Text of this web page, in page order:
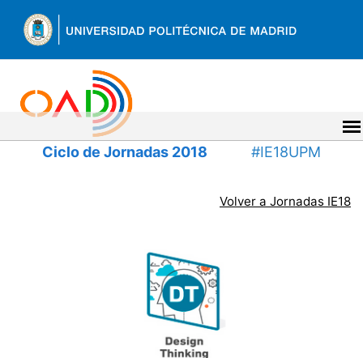
contenido
Ciclo de Jornadas 2018 #IE18UPM
Volver a Jornadas IE18